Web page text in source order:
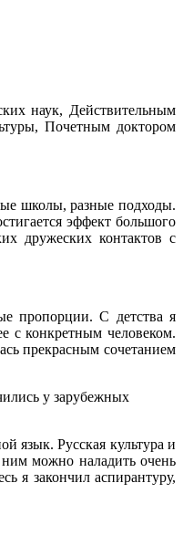
наук, Действительным
Почетным доктором
школы, разные подходы.
эффект большого
дружеских контактов с
пропорции. С детства я
с конкретным человеком.
прекрасным сочетанием
у зарубежных
язык. Русская культура и
можно наладить очень
я закончил аспирантуру,